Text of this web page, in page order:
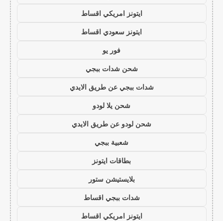
ايتونز امريكي اقساط
ايتونز سعودي اقساط
فور يو
شحن شدات ببجي
شدات ببجي عن طريق الايدي
شحن يلا لودو
شحن لودو عن طريق الايدي
شعبية ببجي
بطاقات ايتونز
بلايستيشن ستور
شدات ببجي اقساط
ايتونز امريكي اقساط